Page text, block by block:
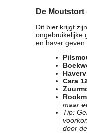
De Moutstort
Dit bier krijgt
ongebruikelijke
en haver geven
Cara
maar
Tip:
door